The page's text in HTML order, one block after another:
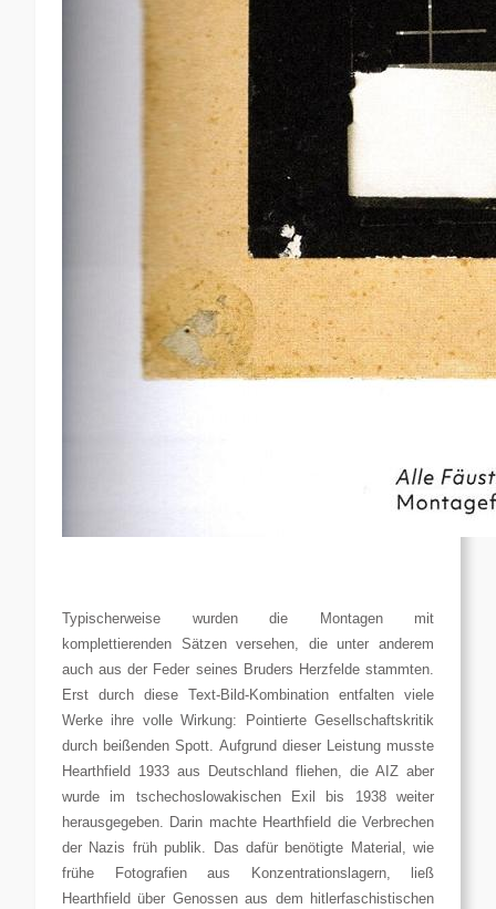
Typischerweise wurden die Montagen mit
komplettierenden Sätzen versehen, die unter anderem
auch aus der Feder seines Bruders Herzfelde stammten.
Erst durch diese Text-Bild-Kombination entfalten viele
Werke ihre volle Wirkung: Pointierte Gesellschaftskritik
durch beißenden Spott. Aufgrund dieser Leistung musste
Hearthfield 1933 aus Deutschland fliehen, die AIZ aber
wurde im tschechoslowakischen Exil bis 1938 weiter
herausgegeben. Darin machte Hearthfield die Verbrechen
der Nazis früh publik. Das dafür benötigte Material, wie
frühe Fotografien aus Konzentrationslagern, ließ
Hearthfield über Genossen aus dem hitlerfaschistischen